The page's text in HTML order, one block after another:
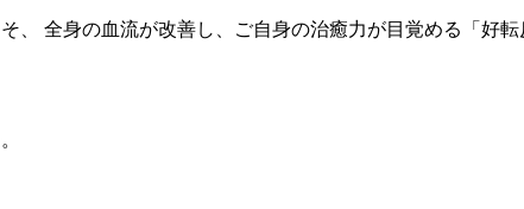
全身の血流が改善し、ご自身の治癒力が目覚める「好転